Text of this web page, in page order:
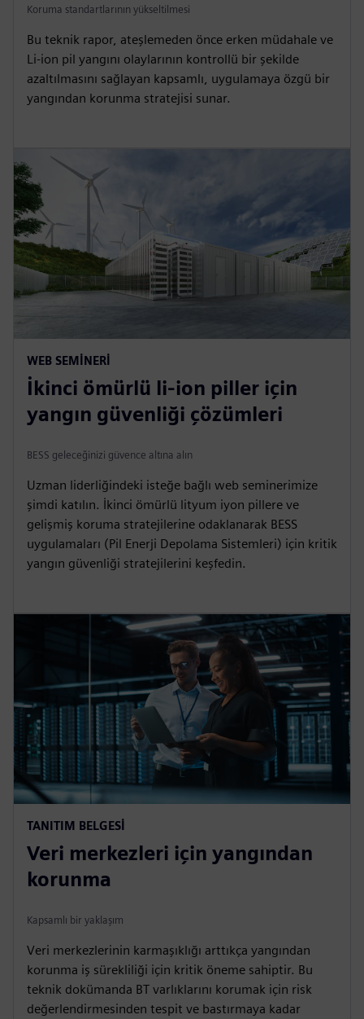
Koruma standartlarının yükseltilmesi
Bu teknik rapor, ateşlemeden önce erken müdahale ve
Li-ion pil yangını olaylarının kontrollü bir şekilde
azaltılmasını sağlayan kapsamlı, uygulamaya özgü bir
yangından korunma stratejisi sunar.
WEB SEMINERI
İkinci ömürlü li-ion piller için
yangın güvenliği çözümleri
BESS geleceğinizi güvence altına alın
Uzman liderliğindeki isteğe bağlı web seminerimize
şimdi katılın. İkinci ömürlü lityum iyon pillere ve
gelişmiş koruma stratejilerine odaklanarak BESS
uygulamaları (Pil Enerji Depolama Sistemleri) için kritik
yangın güvenliği stratejilerini keşfedin.
TANITIM BELGESI
Veri merkezleri için yangından
korunma
Kapsamlı bir yaklaşım
Veri merkezlerinin karmaşıklığı arttıkça yangından
korunma iş sürekliliği için kritik öneme sahiptir. Bu
teknik dokümanda BT varlıklarını korumak için risk
değerlendirmesinden tespit ve bastırmaya kadar